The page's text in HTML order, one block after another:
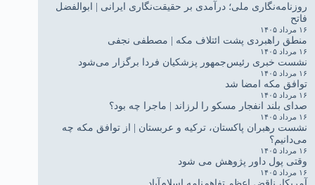
روزنامه‌نگاری ملی؛ درآمدی بر حقیقت‌نگاری ایرانی | ابوالفضل
فاتح
۱۶ مرداد ۱۴۰۵
منطق راهبردی پشت ائتلاف مکه | مصطفی نجفی
۱۶ مرداد ۱۴۰۵
نشست خبری رئیس‌جمهور پزشکیان فردا برگزار می‌شود
۱۶ مرداد ۱۴۰۵
توافق مکه امضا شد
۱۶ مرداد ۱۴۰۵
صدای بلند انفجار مسکو را لرزاند | ماجرا چه بود؟
۱۶ مرداد ۱۴۰۵
نشست رهبران پاکستان، ترکیه و عربستان | از توافق مکه چه
می‌دانیم؟
۱۶ مرداد ۱۴۰۵
وقتی پول داور پژوهش می شود
۱۶ مرداد ۱۴۰۵